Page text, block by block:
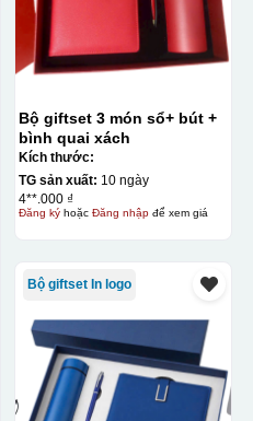
Bộ giftset 3 món sổ+ bút +
bình quai xách
Kích thước:
TG sản xuất: 10 ngày
4**.000 ₫
Đăng kýhoặc Đăng nhậpđể xem giá
Bộ giftset In logo